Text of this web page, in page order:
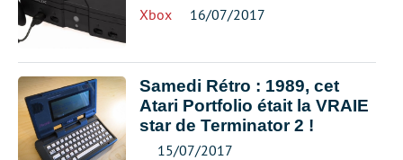
Xbox 16/07/2017
Samedi Rétro : 1989, cet
Atari Portfolio était la VRAIE
star de Terminator 2 !
15/07/2017